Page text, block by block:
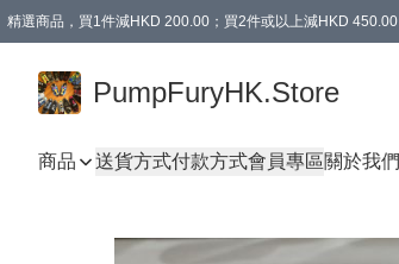
精選商品，買1件減HKD 200.00；買2件或以上減HKD 450.00
PumpFuryHK.Store
商品 送貨方式付款方式會員專區關於我們